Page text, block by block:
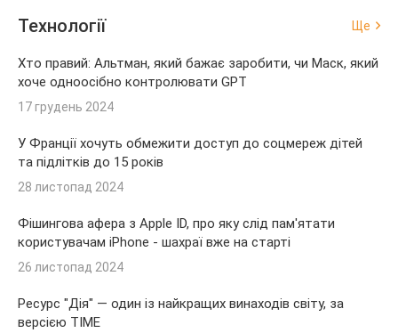
Технології Ще
Хто правий: Альтман, який бажає заробити, чи Маск, який
хоче одноосібно контролювати GPT
17 грудень 2024
У Франції хочуть обмежити доступ до соцмереж дітей
та підлітків до 15 років
28 листопад 2024
Фішингова афера з Apple ID, про яку слід пам'ятати
користувачам iPhone - шахраї вже на старті
26 листопад 2024
Ресурс "Дія" — один із найкращих винаходів світу, за
версією TIME